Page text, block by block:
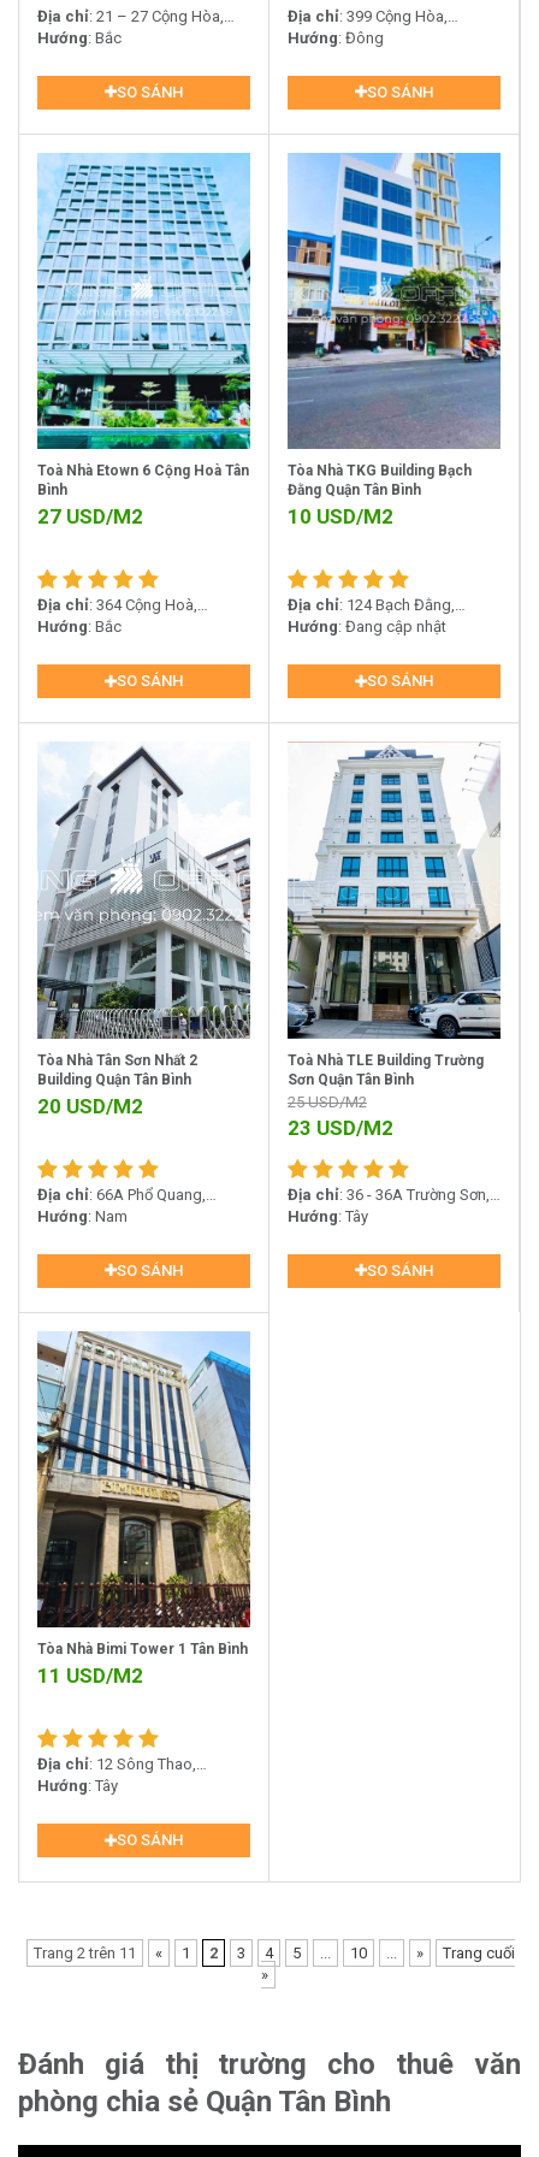
Địa chỉ: 21 – 27 Cộng Hòa,
Phường 4, Quận Tân Bình
Hướng : Bắc
SO SÁNH
Địa chỉ: 399 Cộng Hòa,
Phường 13, Quận Tân Bình
Hướng : Đông
SO SÁNH
Toà Nhà Etown 6 Cộng Hoà Tân
Bình
27 USD/M2
Địa chỉ: 364 Cộng Hoà,
Phường 13, Tân Bình
Hướng : Bắc
SO SÁNH
Tòa Nhà TKG Building Bạch
Đằng Quận Tân Bình
10 USD/M2
Địa chỉ: 124 Bạch Đằng,
Phường 2, Quận Tân Bình
Hướng : Đang cập nhật
SO SÁNH
Tòa Nhà Tân Sơn Nhất 2
Building Quận Tân Bình
20 USD/M2
Địa chỉ: 66A Phổ Quang,
Phường 2, Quận Tân Bình
Hướng : Nam
SO SÁNH
Toà Nhà TLE Building Trường
Sơn Quận Tân Bình
25USD/M2
23 USD/M2
Địa chỉ: 36 - 36A Trường Sơn,
Phường 2, Quận Tân Bình
Hướng : Tây
SO SÁNH
Tòa Nhà Bimi Tower 1 Tân Bình
11 USD/M2
Địa chỉ: 12 Sông Thao,
Phường 2, Tân Bình
Hướng : Tây
SO SÁNH
Trang 2 trên 11 « 1 2 3 4 5 ... 10 ... »
Trang cuối
»
Đánh giá thị trường cho thuê văn
phòng chia sẻ Quận Tân Bình